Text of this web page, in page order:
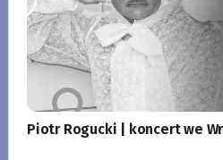
Piotr Rogucki | koncert we